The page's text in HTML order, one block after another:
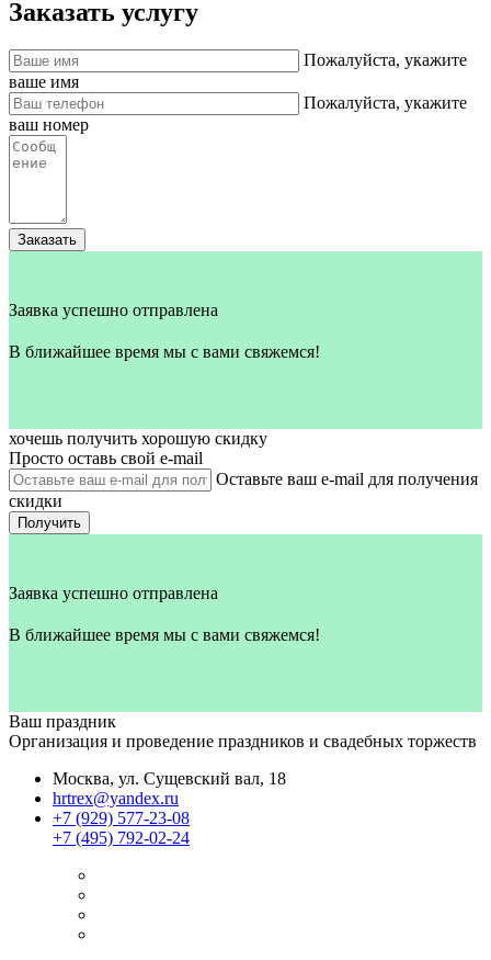
Заказать услугу
Пожалуйста, укажите
ваше имя
Пожалуйста, укажите
ваш номер
Заказать
Заявка успешно отправлена
В ближайшее время мы с вами свяжемся!
хочешь получить хорошую скидку
Просто оставь свой e‑mail
Оставьте ваш e-mail для получения
скидки
Получить
Заявка успешно отправлена
В ближайшее время мы с вами свяжемся!
Ваш праздник
Организация и проведение праздников и свадебных торжеств
Москва, ул. Сущевский вал, 18
hrtrex@yandex.ru
+7 (929) 577-23-08
+7 (495) 792-02-24